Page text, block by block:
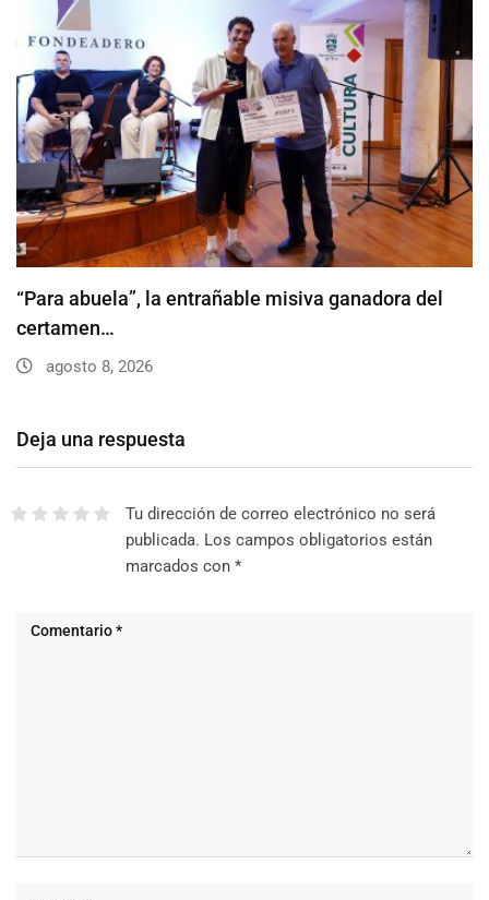
“Para abuela”, la entrañable misiva ganadora del
certamen…
agosto 8, 2026
Deja una respuesta
Tu dirección de correo electrónico no será
publicada. Los campos obligatorios están
marcados con *